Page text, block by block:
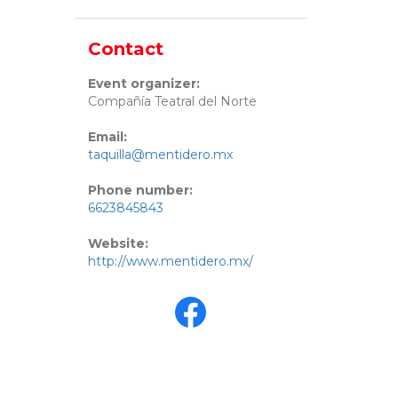
Contact
Event organizer:
Compañía Teatral del Norte
Email:
taquilla@mentidero.mx
Phone number:
6623845843
Website:
http://www.mentidero.mx/